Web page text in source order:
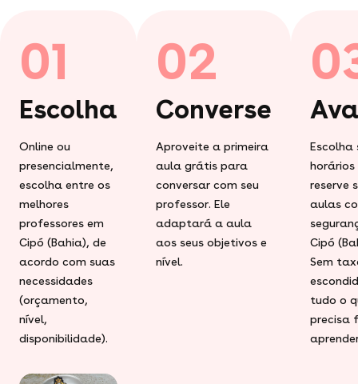
01
Escolha
Online ou
presencialmente,
escolha entre os
melhores
professores em
Cipó (Bahia), de
acordo com suas
necessidades
(orçamento,
nível,
disponibilidade).
02
Converse
Aproveite a primeira
aula grátis para
conversar com seu
professor. Ele
adaptará a aula
aos seus objetivos e
nível.
Escolha
horários
reserve
aulas
Cipó
Sem
tudo o
precisa